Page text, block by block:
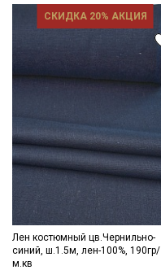
СКИДКА 20% АКЦИЯ
Лен костюмный цв.Чернильно-
синий, ш.1.5м, лен-100%, 190гр/
м.кв